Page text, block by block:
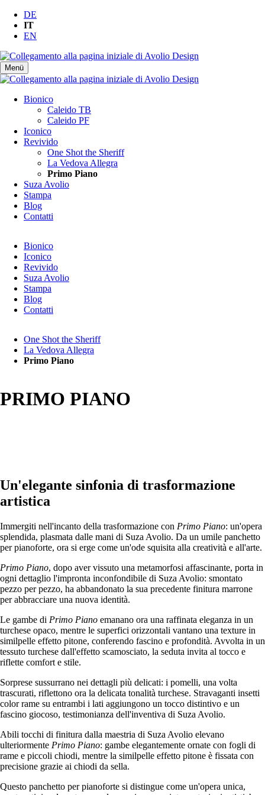
DE
IT
EN
Menü
navigazione
Bionico
Caleido TB
Caleido PF
Iconico
Revivido
One Shot the Sheriff
La Vedova Allegra
Primo Piano
Suza Avolio
Stampa
Blog
Contatti
navigazione
Bionico
Iconico
Revivido
Suza Avolio
Stampa
Blog
Contatti
navigazione
One Shot the Sheriff
La Vedova Allegra
Primo Piano
PRIMO PIANO
Un'elegante sinfonia di trasformazione
artistica
Immergiti nell'incanto della trasformazione con Primo Piano: un'opera
splendida, plasmata dalle mani di Suza Avolio. Da un umile panchetto
per pianoforte, ora si erge come un'ode squisita alla creatività e all'arte.
Primo Piano, dopo aver vissuto una metamorfosi affascinante, porta in
ogni dettaglio l'impronta inconfondibile di Suza Avolio: smontato
pezzo per pezzo, ha abbandonato la sua precedente finitura marrone
per abbracciare una nuova identità.
Le gambe di Primo Piano emanano ora una raffinata eleganza in un
turchese opaco, mentre le superfici orizzontali vantano una texture in
similpelle effetto pitone, conferendo fascino e profondità. Avvolta in un
tessuto turchese dall'effetto scamosciato, la seduta invita al tocco e
riflette comfort e stile.
Sorprese sussurrano nei dettagli più delicati: i pomelli, una volta
trascurati, riflettono ora la delicata tonalità turchese. Stravaganti insetti
color rame su entrambi i lati aggiungono un tocco distintivo e un
fascino giocoso, testimonianza dell'inventiva di Suza Avolio.
Abili tocchi di finitura dalla maestria di Suza Avolio elevano
ulteriormente Primo Piano: gambe elegantemente ornate con fogli di
rame e piccoli chiodi, mentre la similpelle effetto pitone è fissata con
precisione grazie ai chiodi da sella.
Questo panchetto per pianoforte si distingue come un'opera unica,